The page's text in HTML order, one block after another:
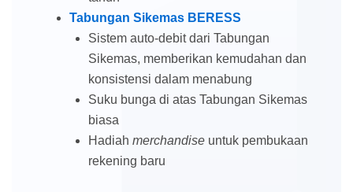
Tabungan Sikemas BERESS
Sistem auto-debit dari Tabungan
Sikemas, memberikan kemudahan dan
konsistensi dalam menabung
Suku bunga di atas Tabungan Sikemas
biasa
Hadiah merchandise untuk pembukaan
rekening baru